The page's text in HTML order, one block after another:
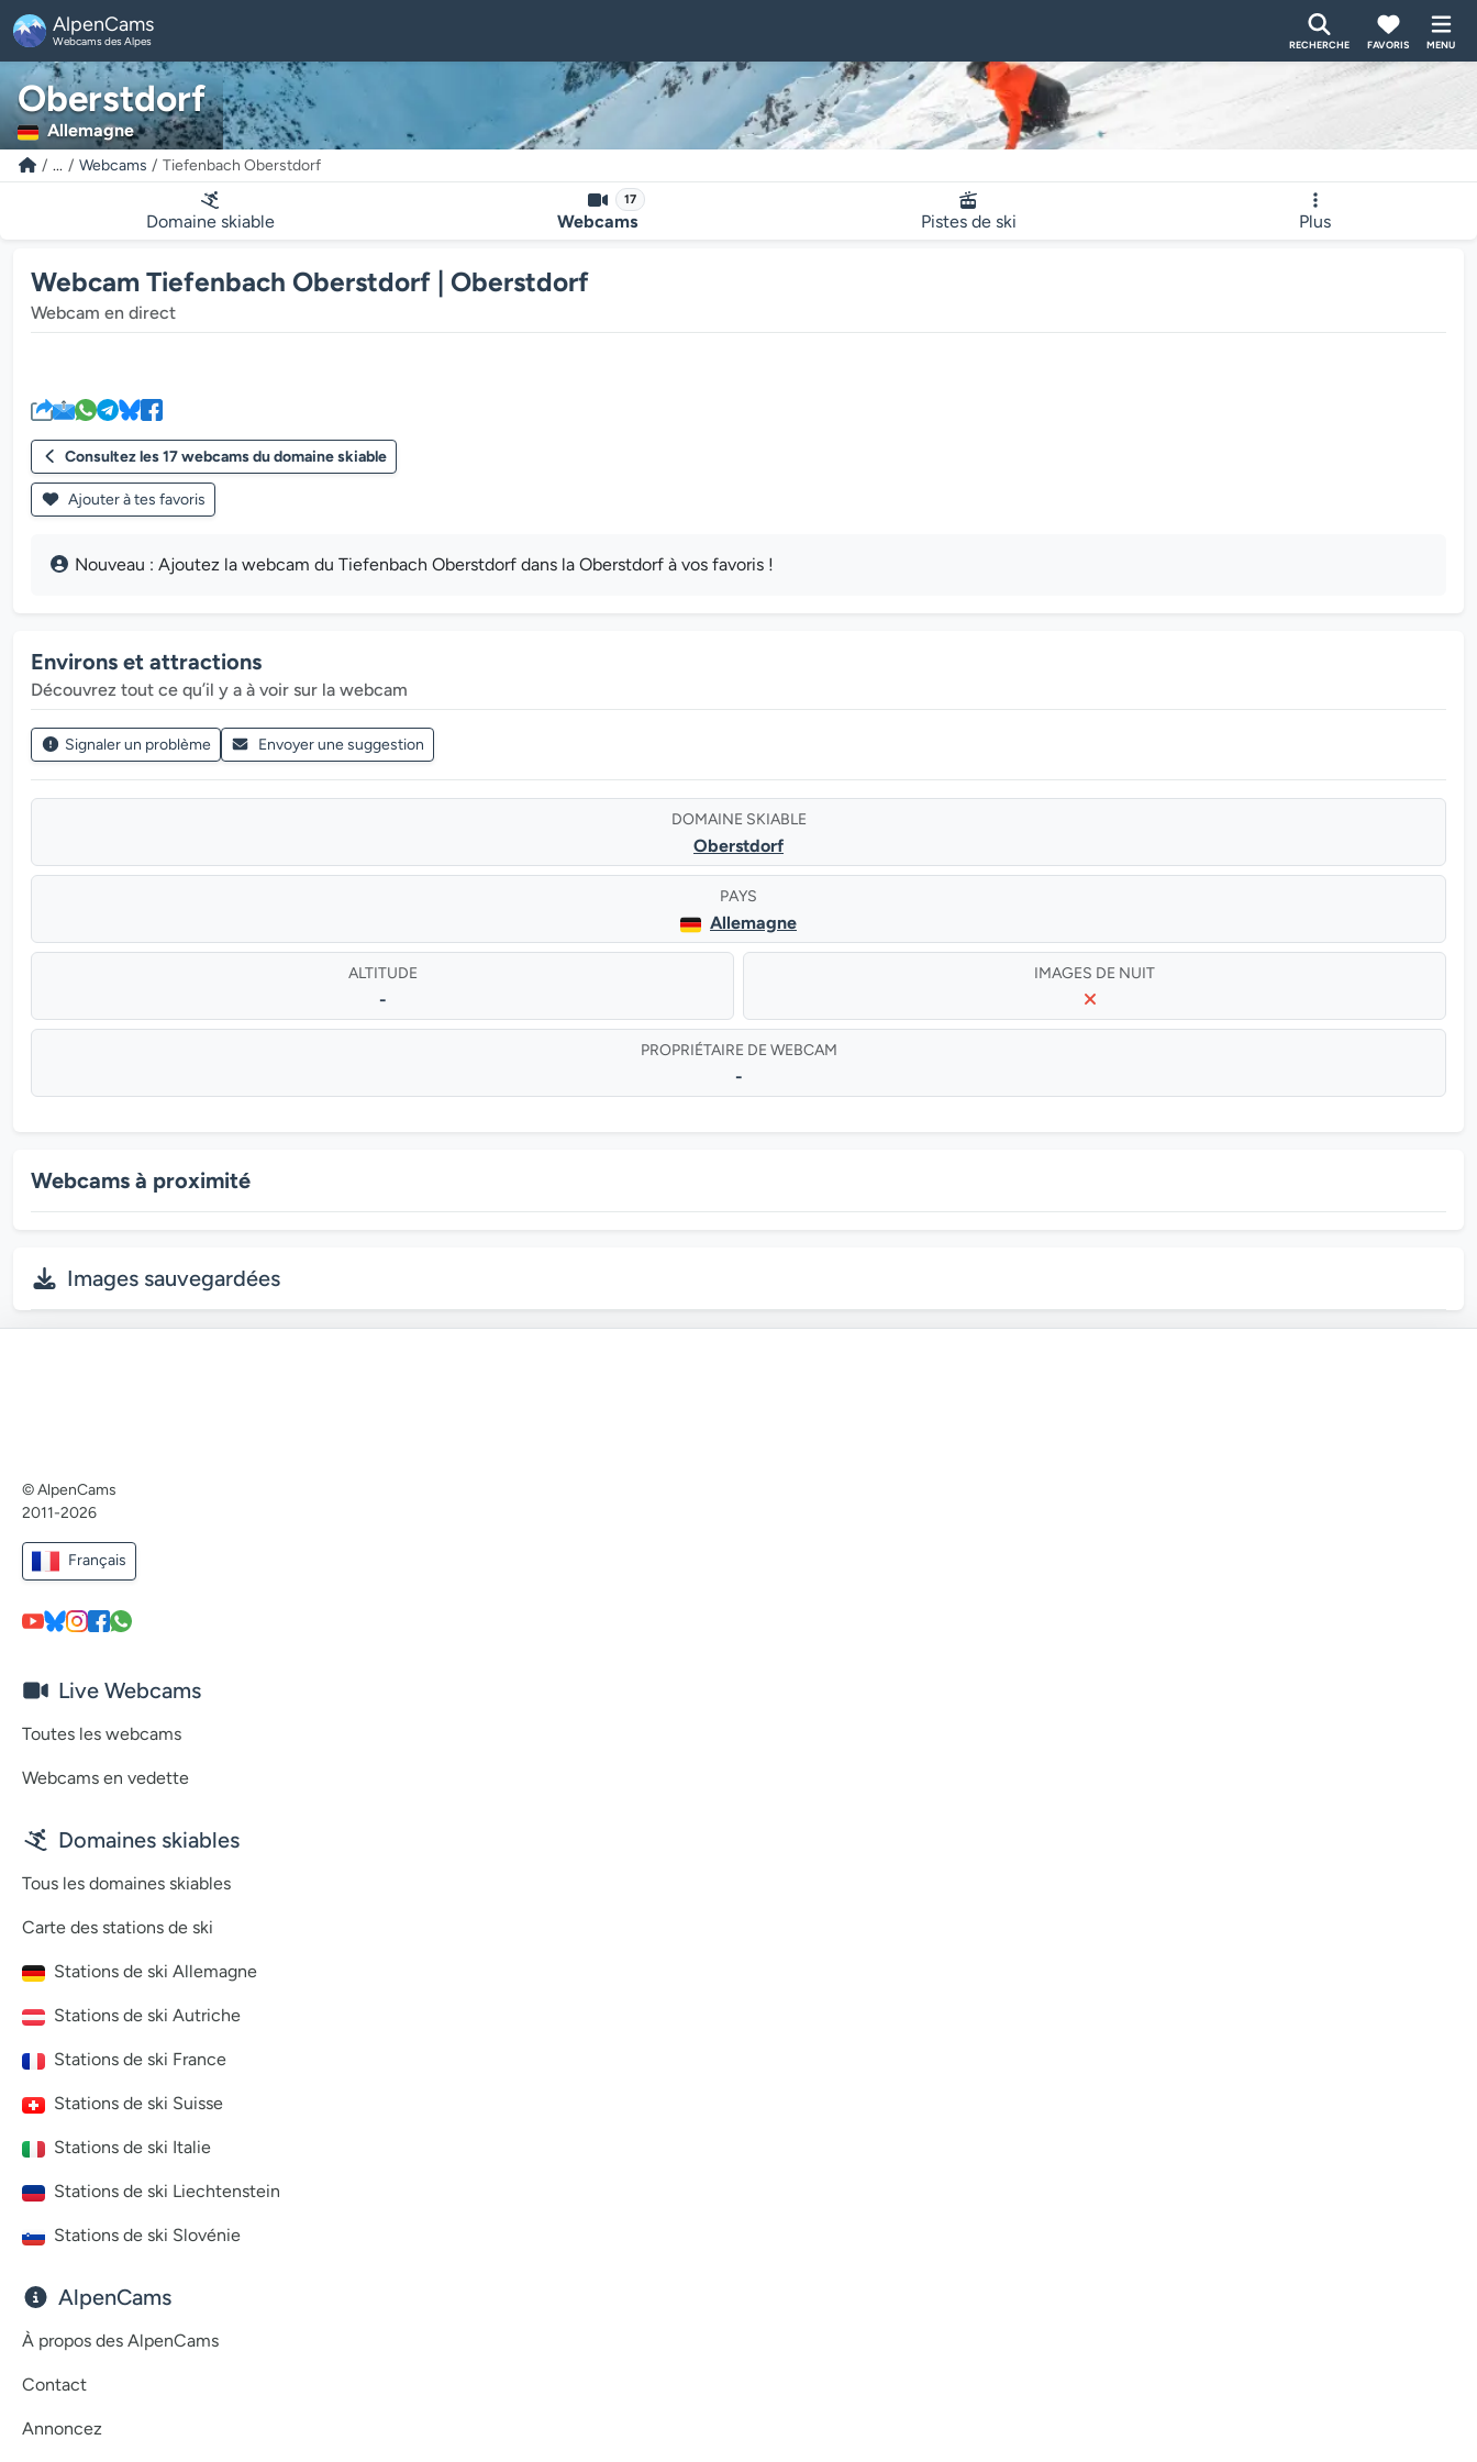
AlpenCams
Webcams des Alpes RECHERCHE FAVORIS MENU
Oberstdorf
Allemagne
... Webcams Tiefenbach Oberstdorf
Domaine skiable
17
Webcams Pistes de ski Plus
Webcam Tiefenbach Oberstdorf | Oberstdorf
Webcam en direct
Consultez les 17 webcams du domaine skiable
Ajouter à tes favoris
Nouveau : Ajoutez la webcam du Tiefenbach Oberstdorf dans la Oberstdorf à vos favoris !
Environs et attractions
Découvrez tout ce qu’il y a à voir sur la webcam
Signaler un problème Envoyer une suggestion
DOMAINE SKIABLE
Oberstdorf
PAYS
Allemagne
ALTITUDE
-
IMAGES DE NUIT
PROPRIÉTAIRE DE WEBCAM
-
Webcams à proximité
Images sauvegardées
© AlpenCams
2011-2026
Français
Live Webcams
Toutes les webcams
Webcams en vedette
Domaines skiables
Tous les domaines skiables
Carte des stations de ski
Stations de ski Allemagne
Stations de ski Autriche
Stations de ski France
Stations de ski Suisse
Stations de ski Italie
Stations de ski Liechtenstein
Stations de ski Slovénie
AlpenCams
À propos des AlpenCams
Contact
Annoncez